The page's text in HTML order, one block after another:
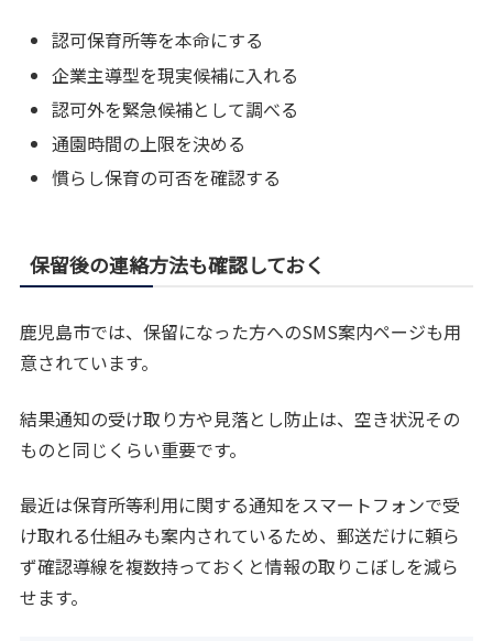
認可保育所等を本命にする
企業主導型を現実候補に入れる
認可外を緊急候補として調べる
通園時間の上限を決める
慣らし保育の可否を確認する
保留後の連絡方法も確認しておく
鹿児島市では、保留になった方へのSMS案内ページも用
意されています。
結果通知の受け取り方や見落とし防止は、空き状況その
ものと同じくらい重要です。
最近は保育所等利用に関する通知をスマートフォンで受
け取れる仕組みも案内されているため、郵送だけに頼ら
ず確認導線を複数持っておくと情報の取りこぼしを減ら
せます。